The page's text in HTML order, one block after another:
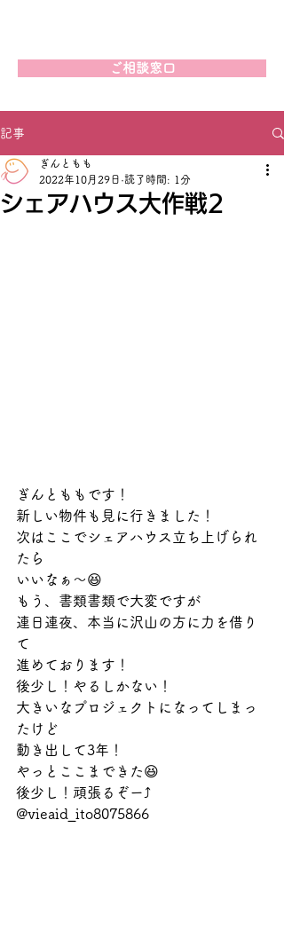
ご相談窓口
記事
シェアハウス大作戦2
ぎんともも
2022年10月29日 読了時間: 1分
ぎんとももです！
新しい物件も見に行きました！
次はここでシェアハウス立ち上げられ
たら
いいなぁ～😆
もう、書類書類で大変ですが
連日連夜、本当に沢山の方に力を借り
て
進めております！
後少し！やるしかない！
大きいなプロジェクトになってしまっ
たけど
動き出して3年！
やっとここまできた😆
後少し！頑張るぞー⤴️
@vieaid_ito8075866